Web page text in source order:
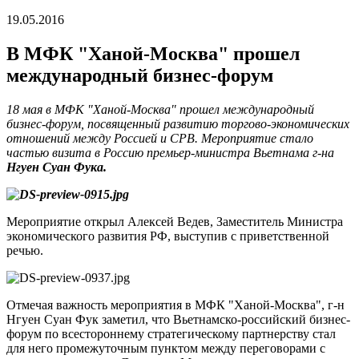
19.05.2016
В МФК "Ханой-Москва" прошел
международный бизнес-форум
18 мая в МФК "Ханой-Москва" прошел международный
бизнес-форум, посвященный развитию торгово-экономических
отношений между Россией и СРВ. Мероприятие стало
частью визита в Россию премьер-министра Вьетнама г-на
Нгуен Суан Фука.
Мероприятие открыл Алексей Ведев, Заместитель Министра
экономического развития РФ, выступив с приветственной
речью.
Отмечая важность мероприятия в МФК "Ханой-Москва", г-н
Нгуен Суан Фук заметил, что Вьетнамско-российский бизнес-
форум по всестороннему стратегическому партнерству стал
для него промежуточным пунктом между переговорами с